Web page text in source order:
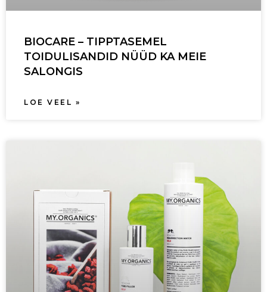
BIOCARE – TIPPTASEMEL
TOIDULISANDID NÜÜD KA MEIE
SALONGIS
LOE VEEL »